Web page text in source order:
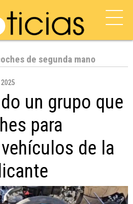
de segunda mano
un grupo que
para
de la